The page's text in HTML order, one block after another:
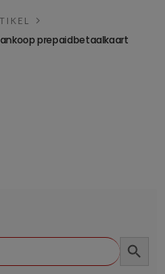
prepaidbetaalkaart